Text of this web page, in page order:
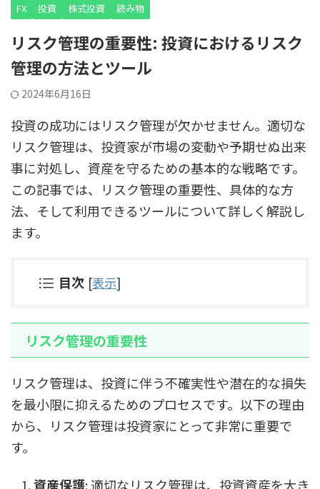
FX
投資 株式投資 読み物
リスク管理の重要性: 投資におけるリスク
管理の方法とツール
2024年6月16日
投資の成功にはリスク管理が欠かせません。適切な
リスク管理は、投資家が市場の変動や予期せぬ出来
事に対処し、資産を守るための基本的な戦略です。
この記事では、リスク管理の重要性、具体的な方
法、そして利用できるツールについて詳しく解説し
ます。
目次 [表示]
リスク管理の重要性
リスク管理は、投資に伴う不確実性や潜在的な損失
を最小限に抑えるためのプロセスです。以下の理由
から、リスク管理は投資家にとって非常に重要で
す。
資産保護: 適切なリスク管理は、投資資産を大き